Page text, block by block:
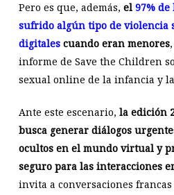
Pero es que, además, el 97%
sufrido algún tipo de violencia
digitalescuando eran menores
informe de Save the Children
sexual online de la infancia y
Ante este escenario, la edición
busca generar diálogos
ocultos en el mundo virtual y
seguro para las interacciones
invita a conversaciones francas